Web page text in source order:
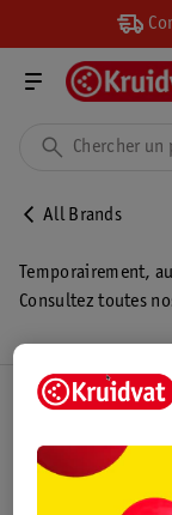
All Brands
Temporairement,
Consultez toutes